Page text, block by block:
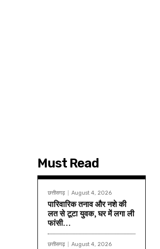
Must Read
छत्तीसगढ़ August 4, 2026
पारिवारिक तनाव और नशे की
लत से टूटा युवक, घर में लगा ली
फांसी…
छत्तीसगढ़ August 4, 2026